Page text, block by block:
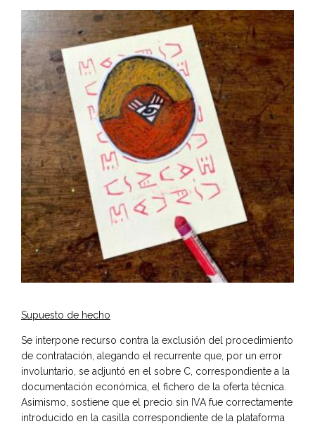
Supuesto de hecho
Se interpone recurso contra la exclusión del procedimiento
de contratación, alegando el recurrente que, por un error
involuntario, se adjuntó en el sobre C, correspondiente a la
documentación económica, el fichero de la oferta técnica.
Asimismo, sostiene que el precio sin IVA fue correctamente
introducido en la casilla correspondiente de la plataforma